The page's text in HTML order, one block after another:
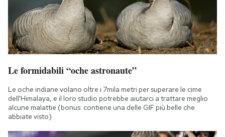
Newsletter
Notifiche mobile
Regala il Post
Hai bisogno di aiuto?
Le formidabili “oche astronaute”
Le oche indiane volano oltre i 7mila metri per superare le cime
dell'Himalaya, e il loro studio potrebbe aiutarci a trattare meglio
alcune malattie (bonus: contiene una delle GIF più belle che
abbiate visto)